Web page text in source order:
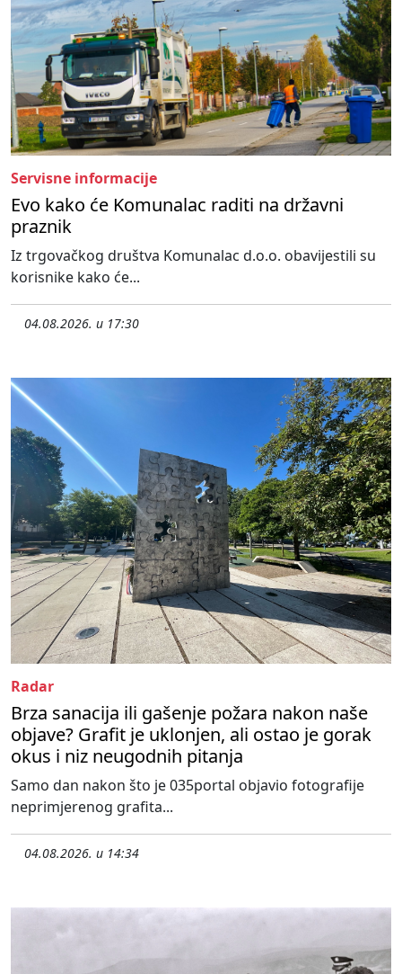
Servisne informacije
Evo kako će Komunalac raditi na državni
praznik
Iz trgovačkog društva Komunalac d.o.o. obavijestili su
korisnike kako će...
04.08.2026. u 17:30
Radar
Brza sanacija ili gašenje požara nakon naše
objave? Grafit je uklonjen, ali ostao je gorak
okus i niz neugodnih pitanja
Samo dan nakon što je 035portal objavio fotografije
neprimjerenog grafita...
04.08.2026. u 14:34